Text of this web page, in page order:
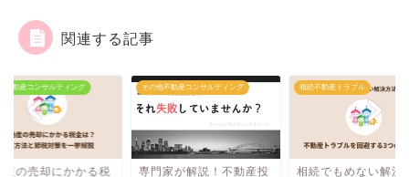
関連する記事
不動産コンサルティング
産の売却にかかる税
その他不動産コンサルティング
専門家が解説！不動産投
相続不動産トラブル
相続でもめない解決